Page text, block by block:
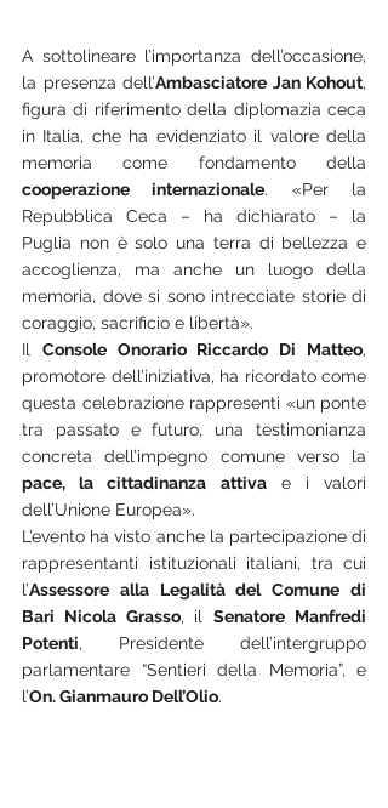
A sottolineare l’importanza dell’occasione,
la presenza dell’Ambasciatore Jan Kohout,
figura di riferimento della diplomazia ceca
in Italia, che ha evidenziato il valore della
cooperazione internazionale. «Per la
Repubblica Ceca – ha dichiarato – la
Puglia non è solo una terra di bellezza e
accoglienza, ma anche un luogo della
memoria, dove si sono intrecciate storie di
coraggio, sacrificio e libertà».
Il Console Onorario Riccardo Di Matteo,
promotore dell’iniziativa, ha ricordato come
questa celebrazione rappresenti «un ponte
tra passato e futuro, una testimonianza
pace, la cittadinanza attiva e i valori
dell’Unione Europea».
L’evento ha visto anche la partecipazione di
rappresentanti istituzionali italiani, tra cui
l’Assessore alla Legalità del Comune di
Bari Nicola Grasso, il Senatore Manfredi
Potenti, Presidente dell’intergruppo
parlamentare “Sentieri della Memoria”, e
l’On. Gianmauro Dell’Olio.